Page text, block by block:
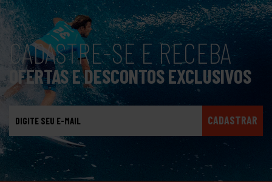
CADASTRE-SE E RECEBA
OFERTAS E DESCONTOS EXCLUSIVOS
CADASTRAR